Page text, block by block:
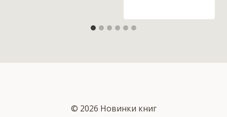
© 2026 Новинки книг